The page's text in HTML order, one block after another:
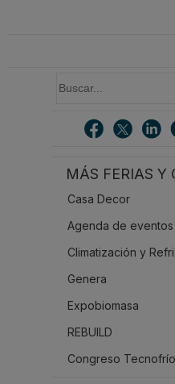
u
MÁS FERIAS Y
Casa Decor
Agenda de eventos
Climatización y
Genera
Expobiomasa
REBUILD
Congreso Tecnofrío